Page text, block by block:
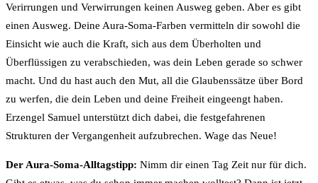
Verirrungen und Verwirrungen keinen Ausweg geben. Aber es gibt
einen Ausweg. Deine Aura-Soma-Farben vermitteln dir sowohl die
Einsicht wie auch die Kraft, sich aus dem Überholten und
Überflüssigen zu verabschieden, was dein Leben gerade so schwer
macht. Und du hast auch den Mut, all die Glaubenssätze über Bord
zu werfen, die dein Leben und deine Freiheit eingeengt haben.
Erzengel Samuel unterstützt dich dabei, die festgefahrenen
Strukturen der Vergangenheit aufzubrechen. Wage das Neue!
Der Aura-Soma-Alltagstipp: Nimm dir einen Tag Zeit nur für dich.